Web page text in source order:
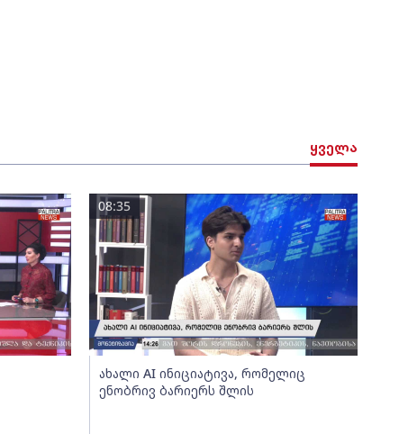
ყველა
ახალი AI ინიციატივა, რომელიც
ენობრივ ბარიერს შლის
08:35